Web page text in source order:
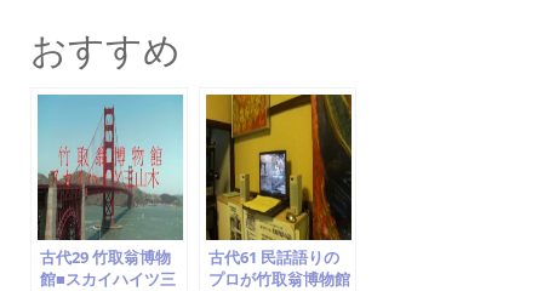
c
e
b
o
o
k
itt
er
ai
l
おすすめ
古代29 竹取翁博物
館■スカイハイツ三
古代61 民話語りの
プロが竹取翁博物館